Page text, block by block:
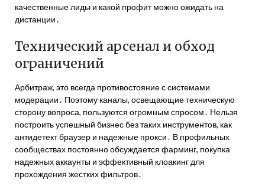
качественные лиды и какой профит можно ожидать на
дистанции․
Технический арсенал и обход
ограничений
Арбитраж, это всегда противостояние с системами
модерации․ Поэтому каналы, освещающие техническую
сторону вопроса, пользуются огромным спросом․ Нельзя
построить успешный бизнес без таких инструментов, как
антидетект браузер и надежные прокси․ В профильных
сообществах постоянно обсуждается фарминг, покупка
надежных аккаунты и эффективный клоакинг для
прохождения жестких фильтров․